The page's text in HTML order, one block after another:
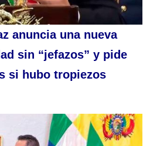
anuncia una nueva
sin “jefazos” y pide
si hubo tropiezos